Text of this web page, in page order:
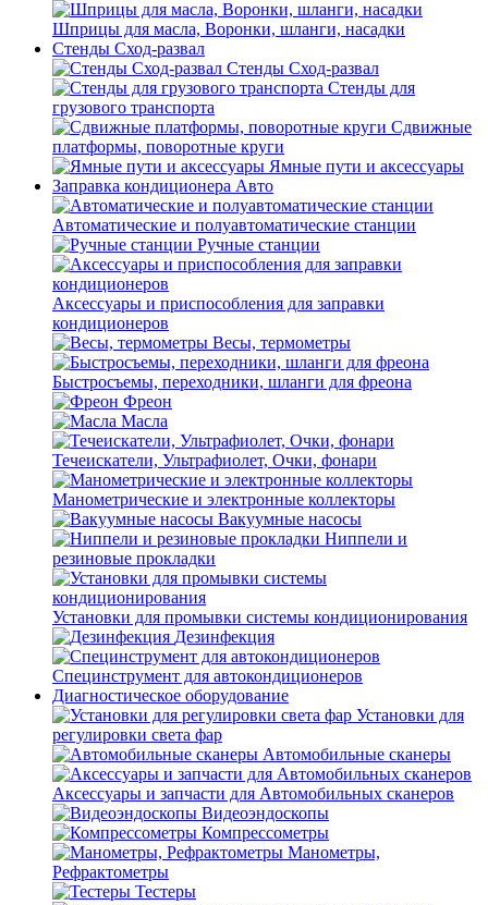
Шприцы для масла, Воронки, шланги, насадки
Стенды Сход-развал
Стенды Сход-развал
Стенды для
грузового транспорта
Сдвижные
платформы, поворотные круги
Ямные пути и аксессуары
Заправка кондиционера Авто
Автоматические и полуавтоматические станции
Ручные станции
Аксессуары и приспособления для заправки
кондиционеров
Весы, термометры
Быстросъемы, переходники, шланги для фреона
Фреон
Масла
Течеискатели, Ультрафиолет, Очки, фонари
Манометрические и электронные коллекторы
Вакуумные насосы
Ниппели и
резиновые прокладки
Установки для промывки системы кондиционирования
Дезинфекция
Специнструмент для автокондиционеров
Диагностическое оборудование
Установки для
регулировки света фар
Автомобильные сканеры
Аксессуары и запчасти для Автомобильных сканеров
Видеоэндоскопы
Компрессометры
Манометры,
Рефрактометры
Тестеры